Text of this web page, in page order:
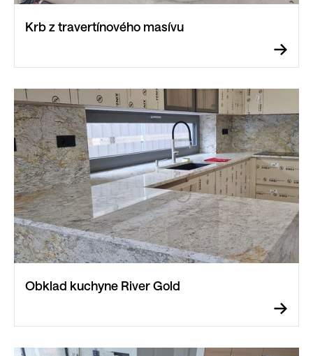
Krb z travertínového masívu
Obklad kuchyne River Gold